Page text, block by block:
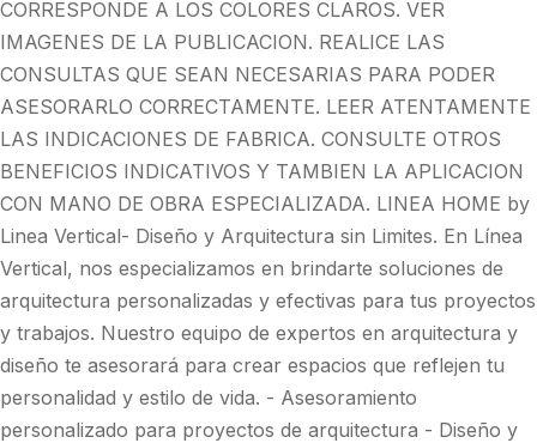
CORRESPONDE A LOS COLORES CLAROS. VER
IMAGENES DE LA PUBLICACION. REALICE LAS
CONSULTAS QUE SEAN NECESARIAS PARA PODER
ASESORARLO CORRECTAMENTE. LEER ATENTAMENTE
LAS INDICACIONES DE FABRICA. CONSULTE OTROS
BENEFICIOS INDICATIVOS Y TAMBIEN LA APLICACION
CON MANO DE OBRA ESPECIALIZADA. LINEA HOME by
Linea Vertical- Diseño y Arquitectura sin Limites. En Línea
Vertical, nos especializamos en brindarte soluciones de
arquitectura personalizadas y efectivas para tus proyectos
y trabajos. Nuestro equipo de expertos en arquitectura y
diseño te asesorará para crear espacios que reflejen tu
personalidad y estilo de vida. - Asesoramiento
personalizado para proyectos de arquitectura - Diseño y